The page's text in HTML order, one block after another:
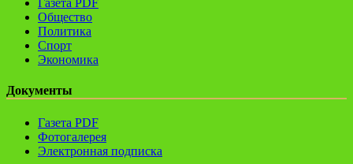
Общество
Политика
Спорт
Экономика
Документы
Газета PDF
Фотогалерея
Электронная подписка